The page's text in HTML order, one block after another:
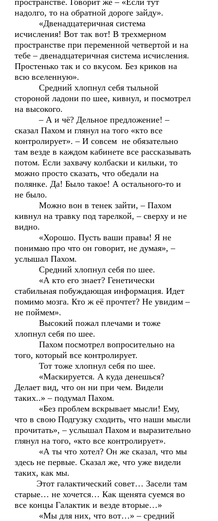
пространстве. Говорит же – «Если тут
надолго, то на обратной дороге зайду».
«Двенадцатеричная система
исчисления! Вот так вот! В трехмерном
пространстве при переменной четвертой и на
тебе – двенадцатеричная система исчисления.
Простенько так и со вкусом. Без криков на
всю вселенную».
Средний хлопнул себя тыльной
стороной ладони по шее, кивнул, и посмотрел
на высокого.
– А и чё? Дельное предложение! –
сказал Пахом и глянул на того «кто все
контролирует». – И совсем не обязательно
там везде в каждом кабинете все рассказывать
потом. Если захвачу колбаски и кильки, то
можно просто сказать, что обедали на
полянке. Да! Было такое! А остального-то и
не было.
Можно вон в тенек зайти, – Пахом
кивнул на травку под тарелкой, – сверху и не
видно.
«Хорошо. Пусть ваши правы! Я не
понимаю про что он говорит, не думая», –
услышал Пахом.
Средний хлопнул себя по шее.
«А кто его знает? Генетически
стабильная побуждающая информация. Идет
помимо мозга. Кто ж её прочтет? Не увидим –
не поймем».
Высокий пожал плечами и тоже
хлопнул себя по шее.
Пахом посмотрел вопросительно на
того, который все контролирует.
Тот тоже хлопнул себя по шее.
«Маскируется. А куда денешься?
Делает вид, что он ни при чем. Видели
таких..» – подумал Пахом.
«Без проблем вскрывает мысли! Ему,
что в свою Подгузку сходить, что наши мысли
прочитать», – услышал Пахом и выразительно
глянул на того, «кто все контролирует».
«А ты что хотел? Он же сказал, что мы
здесь не первые. Сказал же, что уже видели
таких, как мы.
Этот галактический совет… Засели там
старые… не хочется… Как щенята суемся во
все концы Галактик и везде вторые…»
«Мы для них, что вот…» – средний